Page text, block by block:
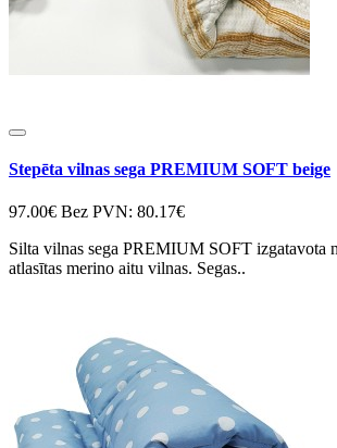
Stepēta vilnas sega PREMIUM SOFT beige
97.00€ Bez PVN: 80.17€
Silta vilnas sega PREMIUM SOFT izgatavota
atlasītas merino aitu vilnas. Segas..